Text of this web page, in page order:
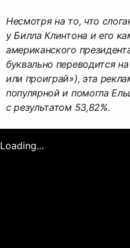
Несмотря на то, что
у Билла Клинтона и его
американского
буквально переводится
или проиграй»), эта
популярной и помогла
с результатом 53,82%.
Loading...